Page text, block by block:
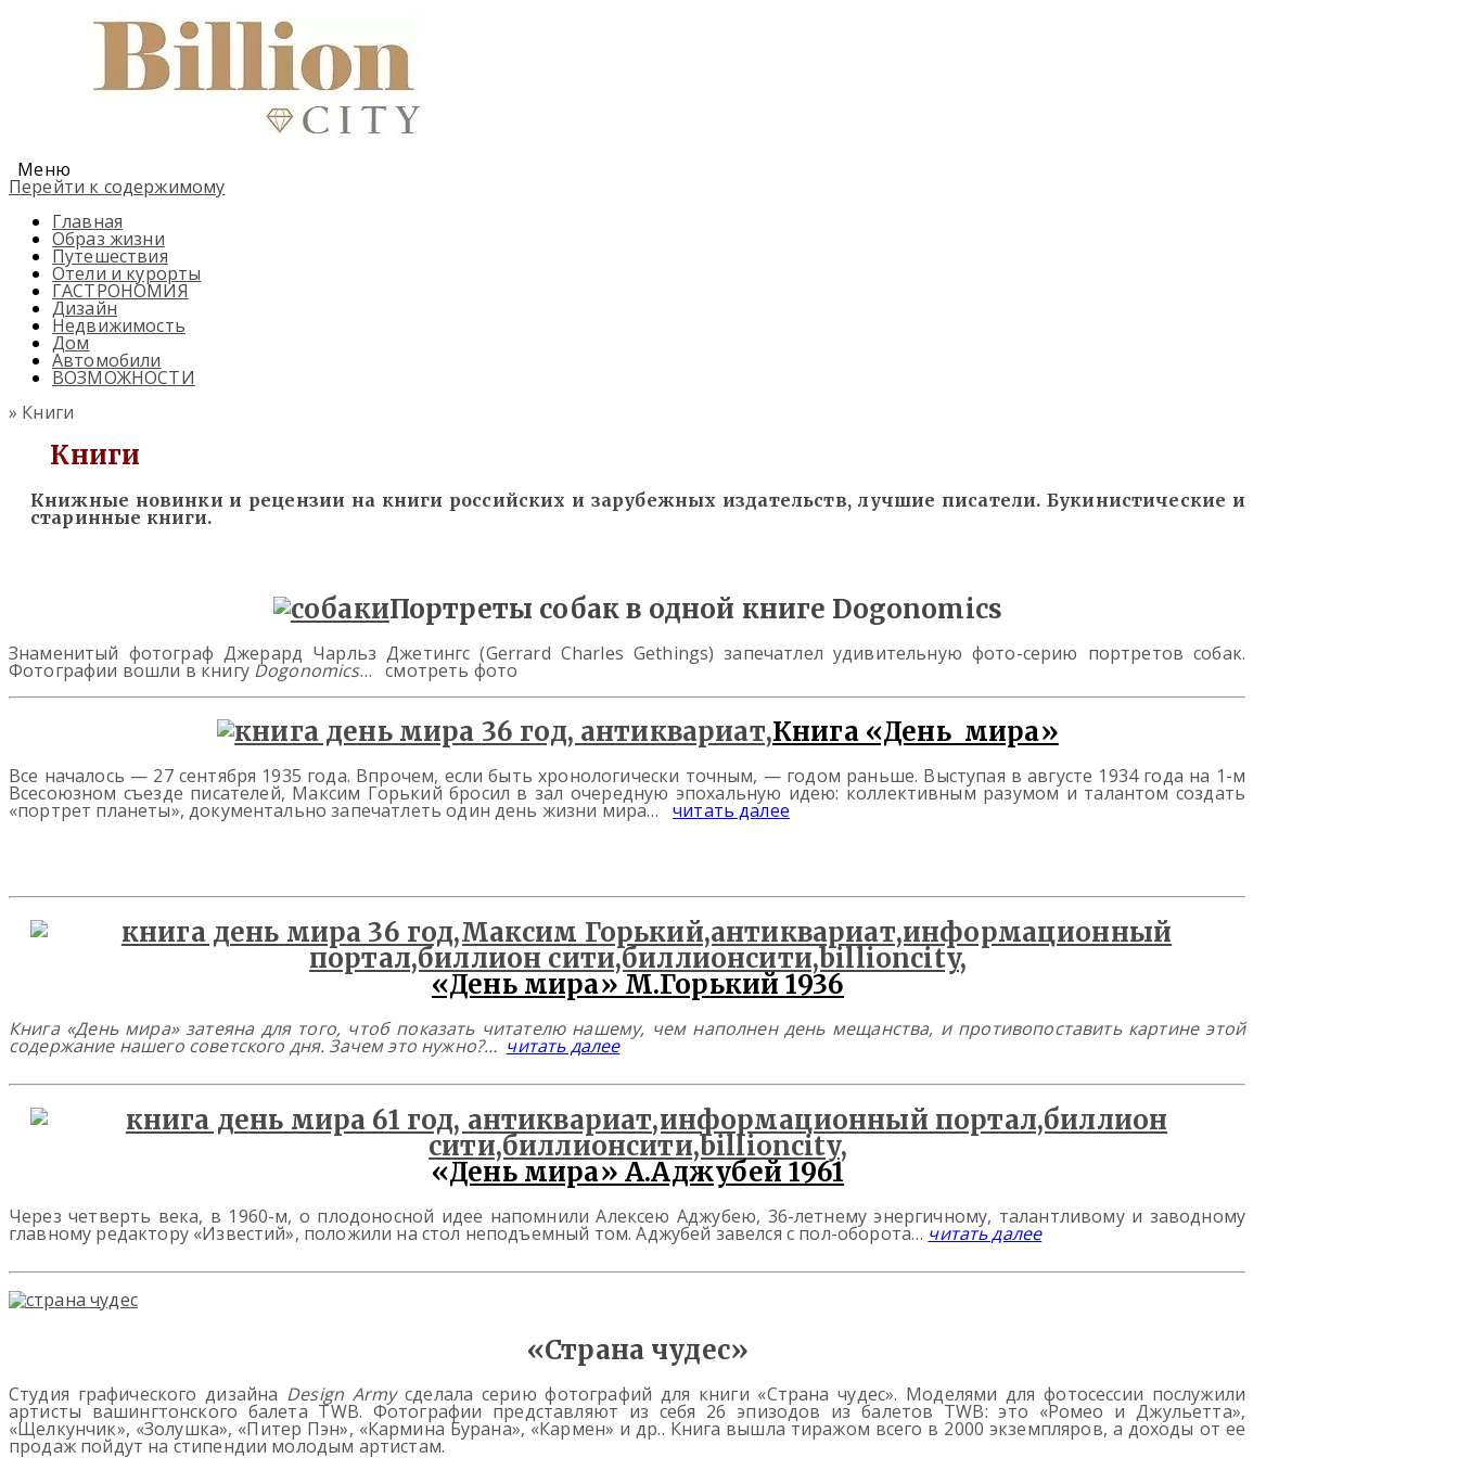
Меню
Перейти к содержимому
Главная
Образ жизни
Путешествия
Отели и курорты
ГАСТРОНОМИЯ
Дизайн
Недвижимость
Дом
Автомобили
ВОЗМОЖНОСТИ
» Книги
Книги
Книжные новинки и рецензии на книги российских и зарубежных издательств, лучшие писатели. Букинистические и
старинные книги.
Портреты собак в одной книге Dogonomics
Знаменитый фотограф Джерард Чарльз Джетингс (Gerrard Charles Gethings) запечатлел удивительную фото-серию портретов собак.
Фотографии вошли в книгу Dogonomics… смотреть фото
Книга «День мира»
Все началось — 27 сентября 1935 года. Впрочем, если быть хронологически точным, — годом раньше. Выступая в августе 1934 года на 1-м
Всесоюзном съезде писателей, Максим Горький бросил в зал очередную эпохальную идею: коллективным разумом и талантом создать
«портрет планеты», документально запечатлеть один день жизни мира…читать далее
«День мира» М.Горький 1936
Книга «День мира» затеяна для того, чтоб показать читателю нашему, чем наполнен день мещанства, и противопоставить картине этой
содержание нашего советского дня. Зачем это нужно?… читать далее
«День мира» А.Аджубей 1961
Через четверть века, в 1960-м, о плодоносной идее напомнили Алексею Аджубею, 36-летнему энергичному, талантливому и заводному
главному редактору «Известий», положили на стол неподъемный том. Аджубей завелся с пол-оборота… читать далее
«Страна чудес»
Студия графического дизайна Design Armyсделала серию фотографий для книги «Страна чудес». Моделями для фотосессии послужили
артисты вашингтонского балета TWB. Фотографии представляют из себя 26 эпизодов из балетов TWB: это «Ромео и Джульетта»,
«Щелкунчик», «Золушка», «Питер Пэн», «Кармина Бурана», «Кармен» и др.. Книга вышла тиражом всего в 2000 экземпляров, а доходы от ее
продаж пойдут на стипендии молодым артистам.